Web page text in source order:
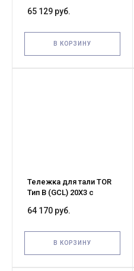
передвижения (G)
65 129 руб.
В КОРЗИНУ
Тележка для тали TOR
Тип В (GCL) 20Х3 с
передвижения (G)
64 170 руб.
В КОРЗИНУ